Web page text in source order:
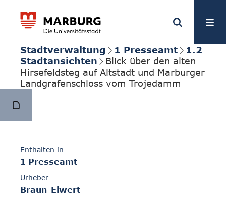
Stadtverwaltung 1 Presseamt
1.2
Stadtansichten
Blick über den alten
Hirsefeldsteg auf Altstadt und Marburger
Landgrafenschloss vom Trojedamm
Enthalten in
1 Presseamt
Urheber
Braun-Elwert